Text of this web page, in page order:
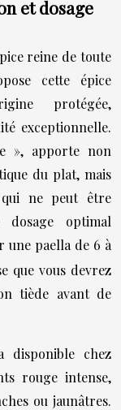
et dosage
reine de toute
cette épice
protégée,
exceptionnelle.
», apporte non
du plat, mais
ne peut être
optimal
une paella de 6 à
que vous devrez
tiède avant de
disponible chez
rouge intense,
ou jaunâtres.